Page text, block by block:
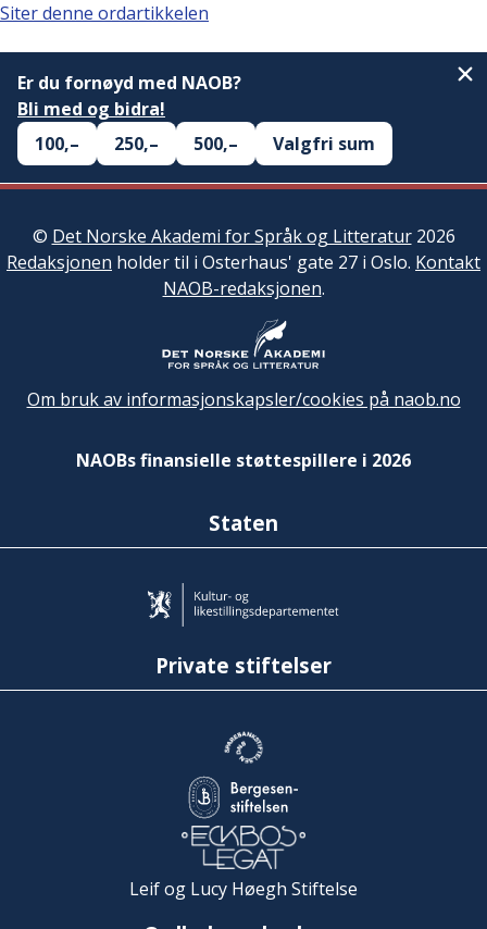
Siter denne ordartikkelen
Er du fornøyd med NAOB?
Bli med og bidra!
100,–
250,– 500,– Valgfri sum
© Det Norske Akademi for Språk og Litteratur2026
Redaksjonen holder til i Osterhaus' gate 27 i Oslo. Kontakt
NAOB-redaksjonen.
Om bruk av informasjonskapsler/cookies på naob.no
NAOBs finansielle støttespillere i 2026
Staten
Private stiftelser
Leif og Lucy Høegh Stiftelse